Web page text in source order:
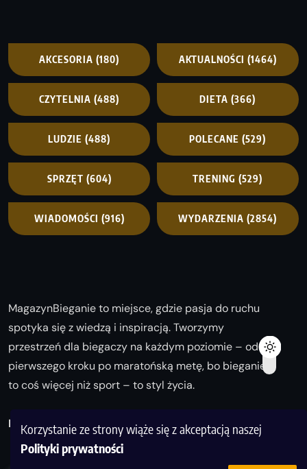
Korzystanie ze strony wiąże się z akceptacją naszej
Polityki prywatności
AKCESORIA (180) AKTUALNOŚCI (1464)
CZYTELNIA (488) DIETA (366)
LUDZIE (488) POLECANE (529)
SPRZĘT (604) TRENING (529)
WIADOMOŚCI (916) WYDARZENIA (2854)
MagazynBieganie to miejsce, gdzie pasja do ruchu
spotyka się z wiedzą i inspiracją. Tworzymy
przestrzeń dla biegaczy na każdym poziomie – od
pierwszego kroku po maratońską metę, bo bieganie
to coś więcej niż sport – to styl życia.
Biegaj z nami i odkrywaj swoją najlepszą wersję!